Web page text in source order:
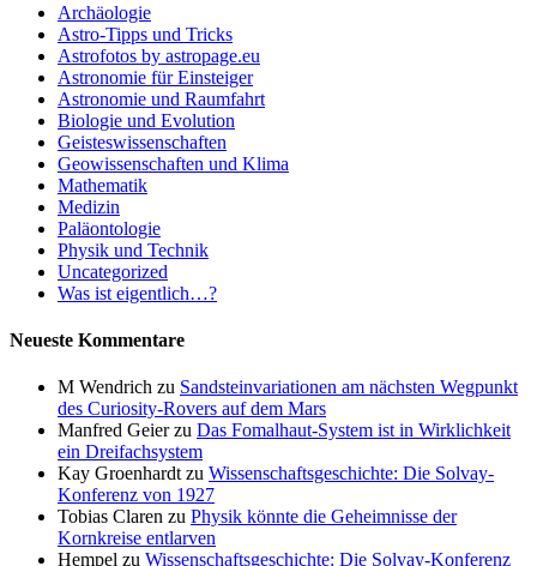
Archäologie
Astro-Tipps und Tricks
Astrofotos by astropage.eu
Astronomie für Einsteiger
Astronomie und Raumfahrt
Biologie und Evolution
Geisteswissenschaften
Geowissenschaften und Klima
Mathematik
Medizin
Paläontologie
Physik und Technik
Uncategorized
Was ist eigentlich…?
Neueste Kommentare
M Wendrich zu Sandsteinvariationen am nächsten Wegpunkt
des Curiosity-Rovers auf dem Mars
Manfred Geierzu Das Fomalhaut-System ist in Wirklichkeit
ein Dreifachsystem
Kay Groenhardtzu Wissenschaftsgeschichte: Die Solvay-
Konferenz von 1927
Tobias Claren zu Physik könnte die Geheimnisse der
Kornkreise entlarven
Hempel zu Wissenschaftsgeschichte: Die Solvay-Konferenz